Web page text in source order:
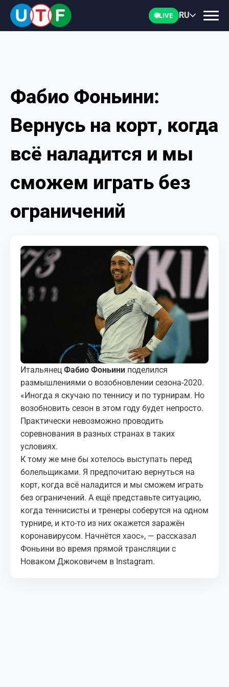
LIVE RU
ГЛАВНАЯ
ФТУ
НОВОСТИ
ДОКУМЕНТЫ
ПЕРСОНАЛИИ
КОРТЫ
КОНТАКТЫ
UZ-PIN
Фабио Фоньини:
Вернусь на корт, когда
всё наладится и мы
сможем играть без
ограничений
Итальянец Фабио Фоньини поделился
размышлениями о возобновлении сезона-2020.
«Иногда я скучаю по теннису и по турнирам. Но
возобновить сезон в этом году будет непросто.
Практически невозможно проводить
соревнования в разных странах в таких
условиях.
К тому же мне бы хотелось выступать перед
болельщиками. Я предпочитаю вернуться на
корт, когда всё наладится и мы сможем играть
без ограничений. А ещё представьте ситуацию,
когда теннисисты и тренеры соберутся на одном
турнире, и кто-то из них окажется заражён
коронавирусом. Начнётся хаос», — рассказал
Фоньини во время прямой трансляции с
Новаком Джоковичем в Instagram.